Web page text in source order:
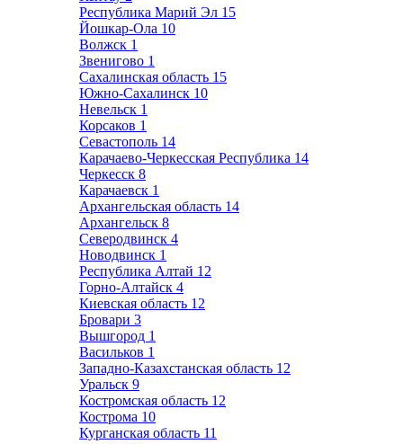
Республика Марий Эл 15
Йошкар-Ола 10
Волжск 1
Звенигово 1
Сахалинская область 15
Южно-Сахалинск 10
Невельск 1
Корсаков 1
Севастополь 14
Карачаево-Черкесская Республика 14
Черкесск 8
Карачаевск 1
Архангельская область 14
Архангельск 8
Северодвинск 4
Новодвинск 1
Республика Алтай 12
Горно-Алтайск 4
Киевская область 12
Бровари 3
Вышгород 1
Васильков 1
Западно-Казахстанская область 12
Уральск 9
Костромская область 12
Кострома 10
Курганская область 11